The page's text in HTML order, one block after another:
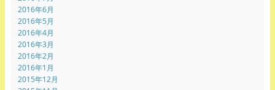
2016年6月
2016年5月
2016年4月
2016年3月
2016年2月
2016年1月
2015年12月